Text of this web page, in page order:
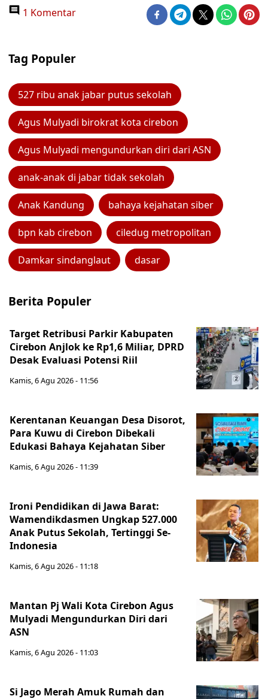
1 Komentar
Tag Populer
527 ribu anak jabar putus sekolah
Agus Mulyadi birokrat kota cirebon
Agus Mulyadi mengundurkan diri dari ASN
anak-anak di jabar tidak sekolah
Anak Kandung bahaya kejahatan siber
bpn kab cirebon ciledug metropolitan
Damkar sindanglaut dasar
Berita Populer
Target Retribusi Parkir Kabupaten
Cirebon Anjlok ke Rp1,6 Miliar, DPRD
Desak Evaluasi Potensi Riil
Kamis, 6 Agu 2026 - 11:56
Kerentanan Keuangan Desa Disorot,
Para Kuwu di Cirebon Dibekali
Edukasi Bahaya Kejahatan Siber
Kamis, 6 Agu 2026 - 11:39
Ironi Pendidikan di Jawa Barat:
Wamendikdasmen Ungkap 527.000
Anak Putus Sekolah, Tertinggi Se-
Indonesia
Kamis, 6 Agu 2026 - 11:18
Mantan Pj Wali Kota Cirebon Agus
Mulyadi Mengundurkan Diri dari
ASN
Kamis, 6 Agu 2026 - 11:03
Si Jago Merah Amuk Rumah dan